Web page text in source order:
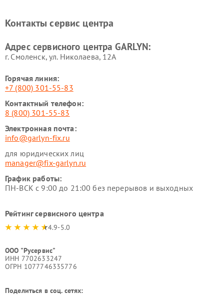
стеклоочистителей GARLYN
GARLYN
GARLYN
Контакты сервис центра
Адрес сервисного центра GARLYN:
г. Смоленск, ул. Николаева, 12А
Горячая линия:
+7 (800) 301-55-83
Контактный телефон:
8 (800) 301-55-83
Электронная почта:
info@garlyn-fix.ru
для юридических лиц
manager@fix-garlyn.ru
График работы:
ПН-ВСК с 9:00 до 21:00 без перерывов и выходных
Рейтинг сервисного центра
4.9-5.0
ООО "Русервис"
ИНН 7702633247
ОГРН 1077746335776
Поделиться в соц. сетях: